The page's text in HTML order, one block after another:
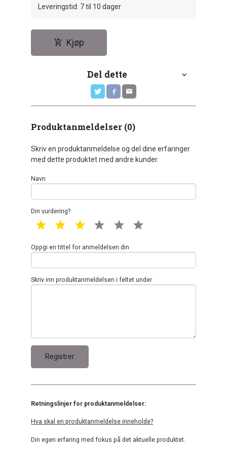
Leveringstid: 7 til 10 dager
Kjøp
Del dette
Produktanmeldelser (0)
Skriv en produktanmeldelse og del dine erfaringer
med dette produktet med andre kunder.
Navn
Din vurdering?
1 star 2 star 3 star 4 star 5 star
Oppgi en tittel for anmeldelsen din
Skriv inn produktanmeldelsen i feltet under
Retningslinjer for produktanmeldelser:
Hva skal en produktanmeldelse inneholde?
Din egen erfaring med fokus på det aktuelle produktet.